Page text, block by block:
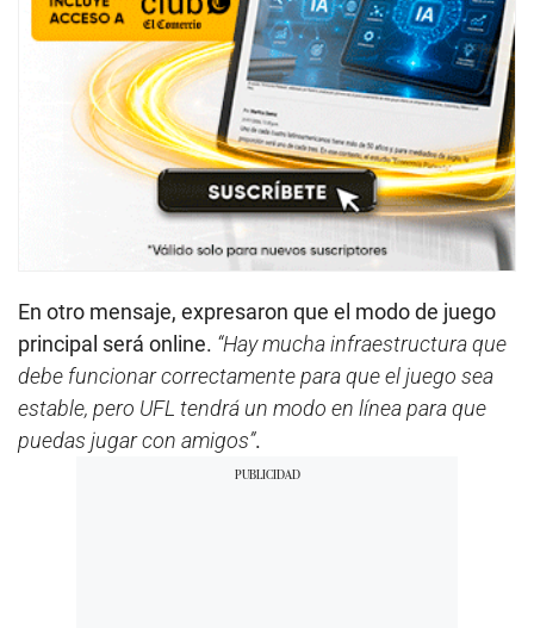
En otro mensaje, expresaron que el modo de juego
principal será online. “Hay mucha infraestructura que
debe funcionar correctamente para que el juego sea
estable, pero UFL tendrá un modo en línea para que
puedas jugar con amigos”.